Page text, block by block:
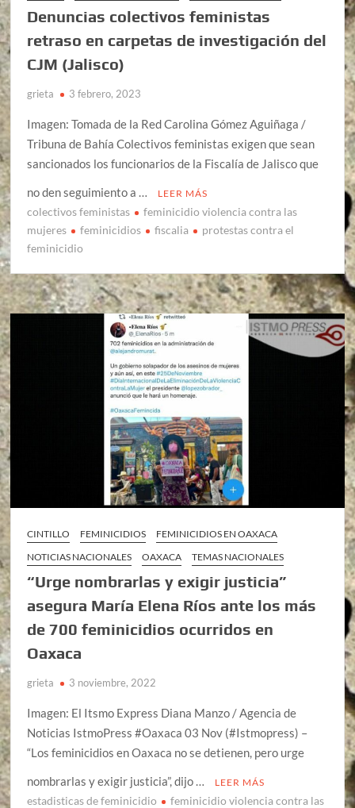
Denuncias colectivos feministas
retraso en carpetas de investigación del
CJM (Jalisco)
grieta 3 febrero, 2023
Imagen: Tomada de la Red Carolina Gómez Aguiñaga /
Tribuna de Bahía Colectivos feministas exigen que sean
sancionados los funcionarios de la Fiscalía de Jalisco que
no den seguimiento a …
LEER MÁS
colectivos feministas
feminicidio violencia contra las
mujeres
feminicidios fiscalia
protestas contra el
feminicidio
CINTILLO FEMINICIDIOS
FEMINICIDIOS EN OAXACA
NOTICIAS NACIONALES
OAXACA TEMAS NACIONALES
“Urge nombrarlas y exigir justicia”
asegura María Elena Ríos ante los más
de 700 feminicidios ocurridos en
Oaxaca
grieta 3 noviembre, 2022
Imagen: El Itsmo Express Diana Manzo / Agencia de
Noticias IstmoPress #Oaxaca 03 Nov (#Istmopress) –
“Los feminicidios en Oaxaca no se detienen, pero urge
nombrarlas y exigir justicia”, dijo …
LEER MÁS
estadisticas de feminicidio
feminicidio violencia contra las